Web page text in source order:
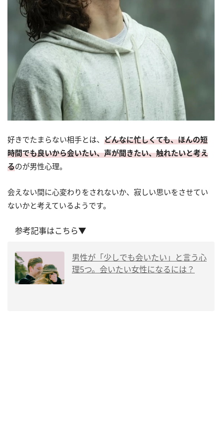
好きでたまらない相手とは、 どんなに忙しくても、ほんの短
時間でも良いから会いたい、声が聞きたい、触れたいと考え
るのが男性心理。
会えない間に心変わりをされないか、寂しい思いをさせてい
ないかと考えているようです。
参考記事はこちら▼
男性が「少しでも会いたい」と言う心
理5つ。会いたい女性になるには？